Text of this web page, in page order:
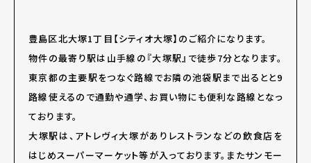
豊島区北大塚1丁目【シティオ大塚】のご紹介になります。
物件の最寄り駅は山手線の『大塚駅』で徒歩7分となります。
東京都の主要駅をつなぐ路線でお隣の池袋駅まで出るとと9
路線使えるので通勤や通学、お買い物にも便利な路線となっ
ております。
大塚駅は、アトレヴィ大塚がありレストランなどの飲食店を
はじめスーパーマーケット等が入っております。またサンモー